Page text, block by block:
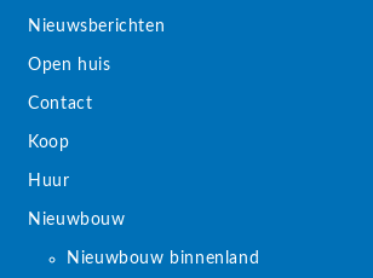
Nieuwsberichten
Open huis
Contact
Koop
Huur
Nieuwbouw
Nieuwbouw binnenland